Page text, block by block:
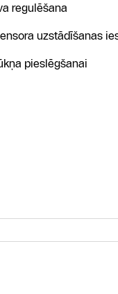
regulēšana
uzstādīšanas
pieslēgšanai